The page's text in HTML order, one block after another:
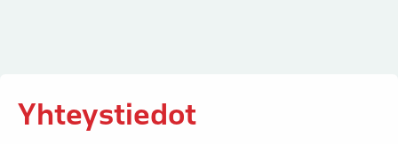
Yhteystiedot